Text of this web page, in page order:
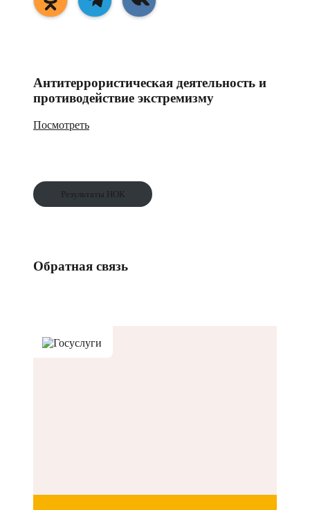
Антитеррористическая деятельность и
противодействие экстремизму
Посмотреть
Результаты НОК
Обратная связь